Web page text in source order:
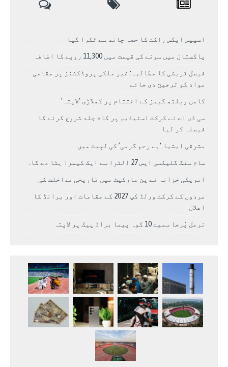
اسپیس ایکس راکٹ کا حصہ چاند سے ٹکرا گیا
پاکستان میں سونے کی قیمت میں 11,300 روپے کا اضافہ
فیصل قریشی کا مطالبہ: غیر ملکی پروڈکشنز پر مقامی
مواد کو ترجیح دی جائے
کامن ویلتھ گیمز کے اختتام پر کھلاڑی ‘لاپتہ’
سی ڈی اے نے کرکٹ اسٹیڈیم پر کام جلد شروع کرنے کا
فیصلہ کر لیا
مشرقی ایشیا ‘بے رحم گرمی’ کی لپیٹ میں
سام سنگ گلیکسی ایس 27 الٹرا سے ایک کیمرا ہٹا دے گا.
امریکی خزانہ نے ین مارکیٹ میں تاریخی مداخلت کی
مردوں کے کرکٹ ورلڈ کپ 2027 کے مقامات اور برانڈ کا
اعلان
نرمل پُرجا سمیت 10 کوہ پیما براڈ پیک پر لاپتہ